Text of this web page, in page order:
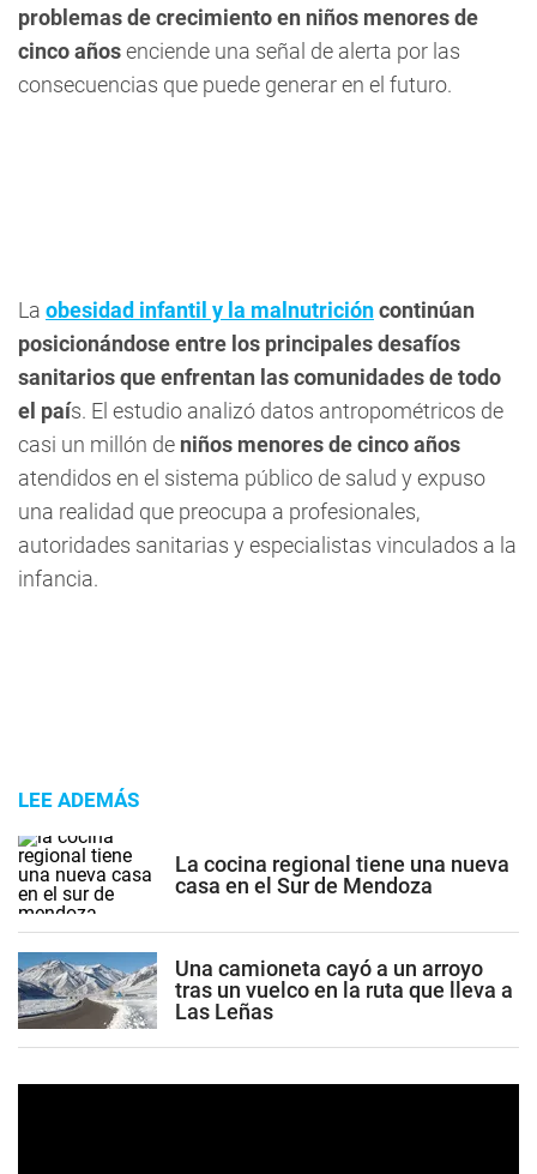
problemas de crecimiento en niños menores de
cinco añosenciende una señal de alerta por las
consecuencias que puede generar en el futuro.
La obesidad infantil y la malnutricióncontinúan
posicionándose entre los principales desafíos
sanitarios que enfrentan las comunidades de todo
el país. El estudio analizó datos antropométricos de
casi un millón de niños menores de cinco años
atendidos en el sistema público de salud y expuso
una realidad que preocupa a profesionales,
autoridades sanitarias y especialistas vinculados a la
infancia.
LEE ADEMÁS
La cocina regional tiene una nueva
casa en el Sur de Mendoza
Una camioneta cayó a un arroyo
tras un vuelco en la ruta que lleva a
Las Leñas